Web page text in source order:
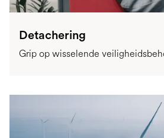
Detachering
Grip op wisselende